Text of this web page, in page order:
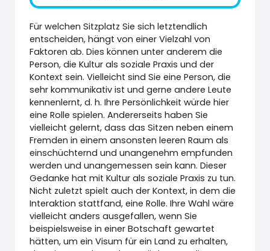
Für welchen Sitzplatz Sie sich letztendlich
entscheiden, hängt von einer Vielzahl von
Faktoren ab. Dies können unter anderem die
Person, die Kultur als soziale Praxis und der
Kontext sein. Vielleicht sind Sie eine Person, die
sehr kommunikativ ist und gerne andere Leute
kennenlernt, d. h. Ihre Persönlichkeit würde hier
eine Rolle spielen. Andererseits haben Sie
vielleicht gelernt, dass das Sitzen neben einem
Fremden in einem ansonsten leeren Raum als
einschüchternd und unangenehm empfunden
werden und unangemessen sein kann. Dieser
Gedanke hat mit Kultur als soziale Praxis zu tun.
Nicht zuletzt spielt auch der Kontext, in dem die
Interaktion stattfand, eine Rolle. Ihre Wahl wäre
vielleicht anders ausgefallen, wenn Sie
beispielsweise in einer Botschaft gewartet
hätten, um ein Visum für ein Land zu erhalten,